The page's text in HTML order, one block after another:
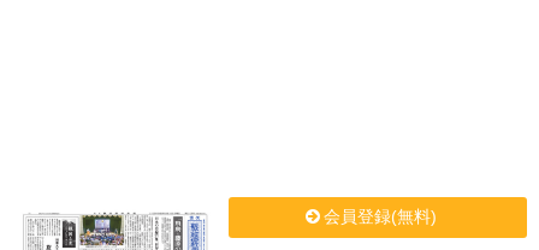
会員登録(無料)